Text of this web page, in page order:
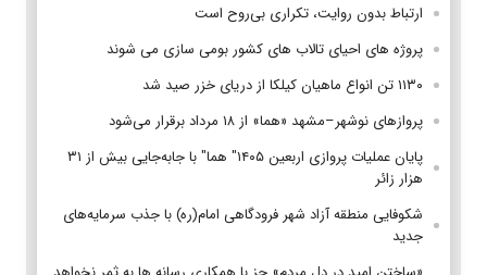
ارتباط بدون روایت، تکراری بی‌روح است
پروژه های احیای تالاب های کشور بومی سازی می شوند
۱۱۳۰ تن انواع ماهیان کیلکا از دریای خزر صید شد
پروازهای نوشهر–مشهد «هما» از ۱۸ مرداد برقرار می‌شود
پایان عملیات پروازی اربعین ۱۴۰۵" هما" با جابه‌جایی بیش از ۳۱
هزار زائر
شکوفایی منطقه آزاد شهر فرودگاهی امام(ره) با جذب سرمایه‌های
جدید